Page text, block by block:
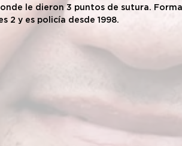
le dieron 3 puntos de sutura.
2 y es policía desde 1998.